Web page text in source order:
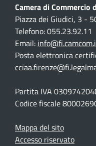
Camera di Commercio
Piazza dei Giudici, 3 -
Telefono: 055.23.92.11
Email:
Posta elettronica
Partita IVA
Codice fiscale
Mappa del sito
Accesso riservato